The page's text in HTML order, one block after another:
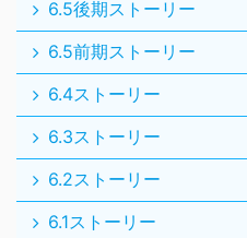
6.5後期ストーリー
6.5前期ストーリー
6.4ストーリー
6.3ストーリー
6.2ストーリー
6.1ストーリー